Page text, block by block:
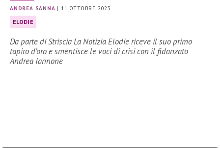
ANDREA SANNA | 11 OTTOBRE 2023
ELODIE
Da parte di Striscia La Notizia Elodie riceve il suo primo
tapiro d’oro e smentisce le voci di crisi con il fidanzato
Andrea Iannone